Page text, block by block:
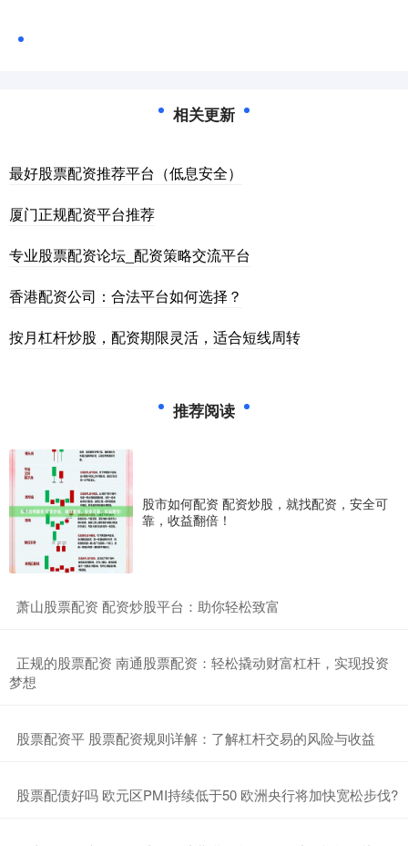
相关更新
最好股票配资推荐平台（低息安全）
厦门正规配资平台推荐
专业股票配资论坛_配资策略交流平台
香港配资公司：合法平台如何选择？
按月杠杆炒股，配资期限灵活，适合短线周转
推荐阅读
股市如何配资 配资炒股，就找配资，安全可
靠，收益翻倍！
​萧山股票配资 配资炒股平台：助你轻松致富
​正规的股票配资 南通股票配资：轻松撬动财富杠杆，实现投资
梦想
​股票配资平 股票配资规则详解：了解杠杆交易的风险与收益
​股票配债好吗 欧元区PMI持续低于50 欧洲央行将加快宽松步伐?